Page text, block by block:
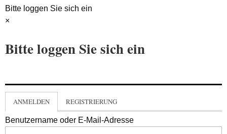
Bitte loggen Sie sich ein
×
Bitte loggen Sie sich ein
ANMELDEN REGISTRIERUNG
Benutzername oder E-Mail-Adresse